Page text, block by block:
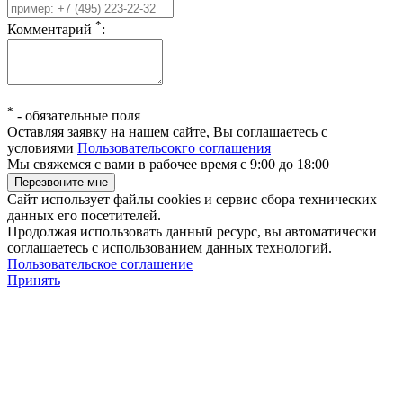
Комментарий *:
* - обязательные поля
Оставляя заявку на нашем сайте, Вы соглашаетесь с
условиями Пользовательсокго соглашения
Мы свяжемся с вами в рабочее время с 9:00 до 18:00
Сайт использует файлы cookies и сервис сбора технических
данных его посетителей.
Продолжая использовать данный ресурс, вы автоматически
соглашаетесь с использованием данных технологий.
Пользовательское соглашение
Принять